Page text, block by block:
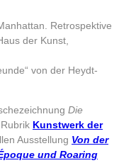
Retrospektive
der Kunst,
von der Heydt-
Die
Kunstwerk der
Ausstellung Von der
und Roaring